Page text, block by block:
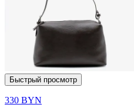
Быстрый просмотр
330 BYN